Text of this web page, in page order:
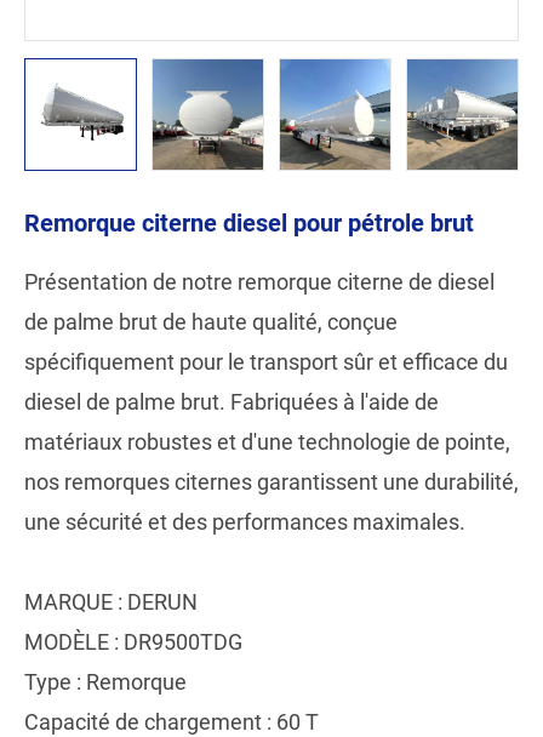
Remorque citerne diesel pour pétrole brut
Présentation de notre remorque citerne de diesel
de palme brut de haute qualité, conçue
spécifiquement pour le transport sûr et efficace du
diesel de palme brut. Fabriquées à l'aide de
matériaux robustes et d'une technologie de pointe,
nos remorques citernes garantissent une durabilité,
une sécurité et des performances maximales.
MARQUE : DERUN
MODÈLE : DR9500TDG
Type : Remorque
Capacité de chargement : 60 T